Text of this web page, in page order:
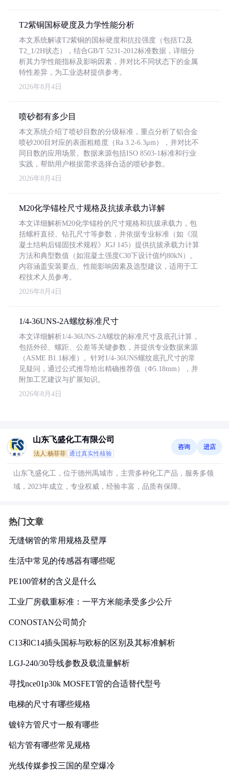
T2紫铜国标硬度及力学性能分析
本文系统解读T2紫铜的国标硬度和抗拉强度（包括T2及
T2_1/2H状态），结合GB/T 5231-2012标准数据，详细分
析其力学性能指标及影响因素，并对比不同状态下的金属
特性差异，为工业选材提供参考。
2026年8月4日
喷砂都有多少目
本文系统介绍了喷砂目数的分级标准，重点分析了铝合金
喷砂200目对应的表面粗糙度（Ra 3.2-6.3μm），并对比不
同目数的应用场景。数据来源包括ISO 8503-1标准和行业
实践，帮助用户根据需求选择合适的喷砂参数。
2026年8月4日
M20化学锚栓尺寸规格及抗拔承载力详解
本文详细解析M20化学锚栓的尺寸规格和抗拔承载力，包
括螺杆直径、钻孔尺寸等参数，并依据专业标准（如《混
凝土结构后锚固技术规程》JGJ 145）提供抗拔承载力计算
方法和典型数值（如混凝土强度C30下设计值约80kN）。
内容涵盖安装要点、性能影响因素及选型建议，适用于工
程技术人员参考。
2026年8月4日
1/4-36UNS-2A螺纹标准尺寸
本文详细解析1/4-36UNS-2A螺纹的标准尺寸及底孔计算，
包括外径、螺距、公差等关键参数，并提供专业数据来源
（ASME B1.1标准）。针对1/4-36UNS螺纹底孔尺寸的常
见疑问，通过公式推导给出精确推荐值（Φ5.18mm），并
附加工艺建议与扩展知识。
2026年8月4日
山东飞盛化工有限公司
法人:杨菲菲 通过真实性核验
咨询 进店
山东飞盛化工，位于德州禹城市，主营多种化工产品，服务多领
域，2023年成立，专业权威，经验丰富，品质有保障。
热门文章
无缝钢管的常用规格及壁厚
生活中常见的传感器有哪些呢
PE100管材的含义是什么
工业厂房载重标准：一平方米能承受多少公斤
CONOSTAN公司简介
C13和C14插头国标与欧标的区别及其标准解析
LGJ-240/30导线参数及载流量解析
寻找nce01p30k MOSFET管的合适替代型号
电梯的尺寸有哪些规格
镀锌方管尺寸一般有哪些
铝方管有哪些常见规格
光线传媒参投三国的星空爆冷